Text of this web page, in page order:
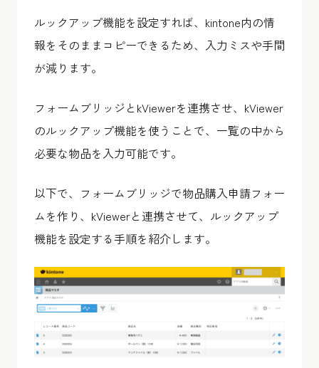
ルックアップ機能を設定すれば、kintone内の情
報をそのままコピーできるため、入力ミスや手間
が減ります。
フォームブリッジとkViewerを連携させ、kViewer
のルックアップ機能を使うことで、一覧の中から
必要な物品を入力可能です。
以下で、フォームブリッジで物品購入申請フォー
ムを作り、kViewerと連携させて、ルックアップ
機能を設定する手順を紹介します。